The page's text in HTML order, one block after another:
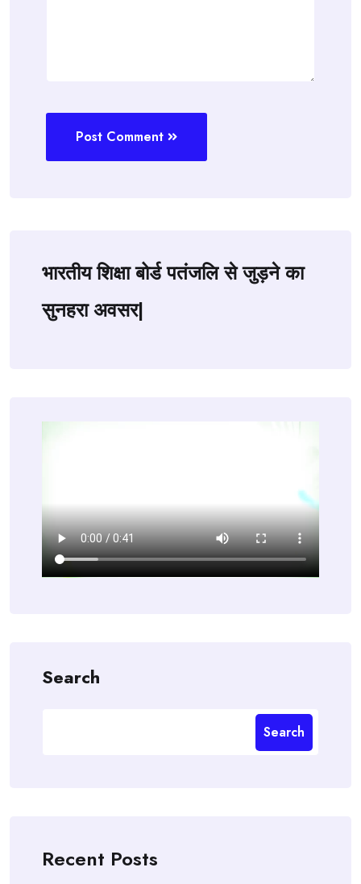
Post Comment
भारतीय शिक्षा बोर्ड पतंजलि से जुड़ने का
सुनहरा अवसर|
Search
Search
Recent Posts